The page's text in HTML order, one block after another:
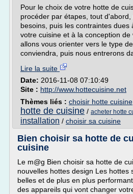
Pour le choix de votre hotte de
procéder par étapes, tout
besoins, puis les contraintes dues
votre cuisine et à la conception
allons vous orienter vers le type
conviendra, puis nous entrerons
Lire la suite
Date: 2016-11-08 07:10:49
Site : http://www.hottecuisine.net
Thèmes liés : choisir hotte cuisine
hotte de cuisine / acheter hotte
installation / choisir sa cuisine
Bien choisir sa hotte de
cuisine
Le m@g Bien choisir sa hotte de
nouvelles hottes design Les hottes
belles et de plus en plus
des appareils qui vont changer